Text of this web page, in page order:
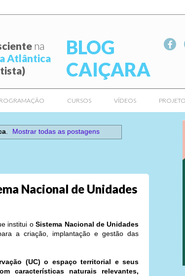
na
Atlântica
BLOG
CAIÇARA
CURSOS VÍDEOS
. Mostrar todas as postagens
Nacional de Unidades
institui oSistema Nacional de Unidades
a criação, implantação e gestão das
(UC) o espaço territorial e seus
características naturais relevantes,